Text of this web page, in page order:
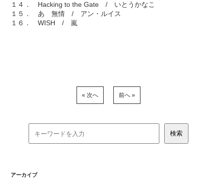
１４． Hacking to the Gate / いとうかなこ
１５． あゝ無情 / アン・ルイス
１６． WISH / 嵐
« 次へ 前へ »
アーカイブ